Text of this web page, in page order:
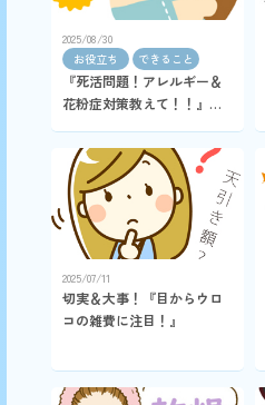
2025/08/30
お役立ち
できること
『死活問題！アレルギー＆
花粉症対策教えて！！』の
2025/07/11
切実＆大事！『目からウロ
コの雑費に注目！』